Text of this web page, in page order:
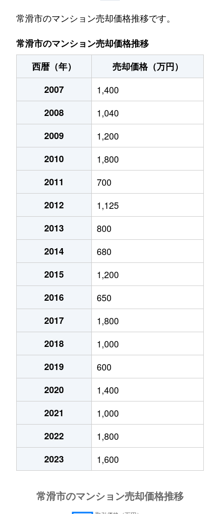
常滑市のマンション売却価格推移です。
常滑市のマンション売却価格推移
西暦（年）
売却価格（万円）
2007
1,400
2008
1,040
2009
1,200
2010
1,800
2011
700
2012
1,125
2013
800
2014
680
2015
1,200
2016
650
2017
1,800
2018
1,000
2019
600
2020
1,400
2021
1,000
2022
1,800
2023
1,600